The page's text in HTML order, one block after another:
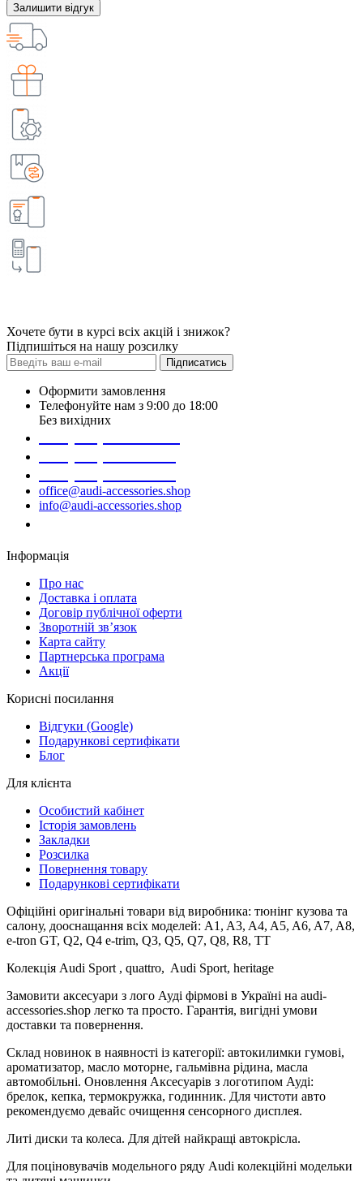
Залишити відгук
Хочете бути в курсі всіх акцій і знижок?
Підпишіться на нашу розсилку
Підписатись
Оформити замовлення
Телефонуйте нам з 9:00 до 18:00
Без вихідних
office@audi-accessories.shop
info@audi-accessories.shop
Інформація
Про нас
Доставка і оплата
Договір публічної оферти
Зворотній зв’язок
Карта сайту
Партнерська програма
Акції
Корисні посилання
Відгуки (Google)
Подарункові сертифікати
Блог
Для клієнта
Особистий кабінет
Історія замовлень
Закладки
Розсилка
Повернення товару
Подарункові сертифікати
Офіційні оригінальні товари від виробника: тюнінг кузова та
салону, дооснащання всіх моделей: A1, A3, A4, A5, A6, A7, A8,
e-tron GT, Q2, Q4 e-trim, Q3, Q5, Q7, Q8, R8, TT
Колекція Audi Sport , quattro, Audi Sport, heritage
Замовити аксесуари з лого Ауді фірмові в Україні на audi-
accessories.shop легко та просто. Гарантія, вигідні умови
доставки та повернення.
Склад новинок в наявності із категорії: автокилимки гумові,
ароматизатор, масло моторне, гальмівна рідина, масла
автомобільні. Оновлення Аксесуарів з логотипом Ауді:
брелок, кепка, термокружка, годинник. Для чистоти авто
рекомендуємо девайс очищення сенсорного дисплея.
Литі диски та колеса. Для дітей найкращі автокрісла.
Для поціновувачів модельного ряду Audi колекційні модельки